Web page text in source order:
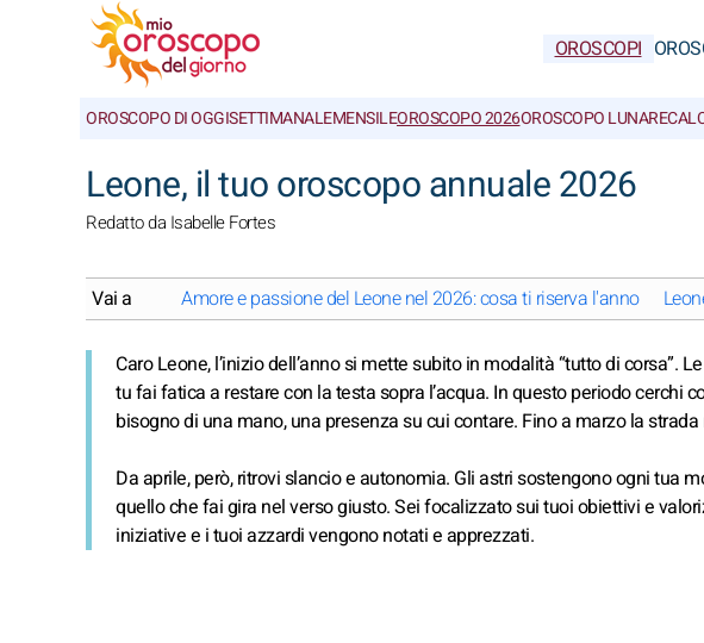
OROSCOPI
OROSCOPO DI OGGISETTIMANALEMENSILEOROSCOPO 2026OROSCOPO LUNARE
Leone, il tuo oroscopo annuale 2026
Redatto da Isabelle Fortes
Vai a Amore e passione del Leone nel 2026: cosa ti riserva l'anno
Caro Leone, l’inizio dell’anno si mette subito in modalità “tutto di corsa”.
tu fai fatica a restare con la testa sopra l’acqua. In questo periodo cerchi
bisogno di una mano, una presenza su cui contare. Fino a marzo la
Da aprile, però, ritrovi slancio e autonomia. Gli astri sostengono ogni tua
quello che fai gira nel verso giusto. Sei focalizzato sui tuoi obiettivi e
iniziative e i tuoi azzardi vengono notati e apprezzati.